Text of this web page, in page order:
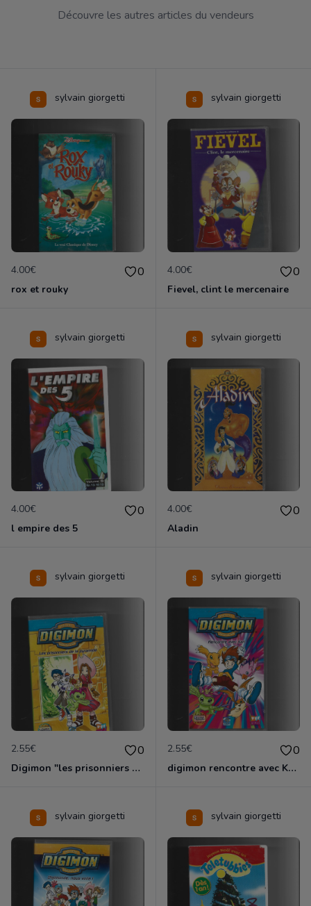
Découvre les autres articles du vendeurs
sylvain giorgetti
4.00€ 0
rox et rouky
sylvain giorgetti
4.00€ 0
Fievel, clint le mercenaire
sylvain giorgetti
4.00€ 0
l empire des 5
sylvain giorgetti
4.00€ 0
Aladin
sylvain giorgetti
2.55€ 0
Digimon "les prisonniers de la pyramide"
sylvain giorgetti
2.55€ 0
digimon rencontre avec Kari
sylvain giorgetti sylvain giorgetti